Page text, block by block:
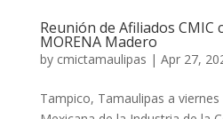
Reunión de Afiliados CMIC
MORENA Madero
by cmictamaulipas | Apr 27,
Tampico, Tamaulipas a